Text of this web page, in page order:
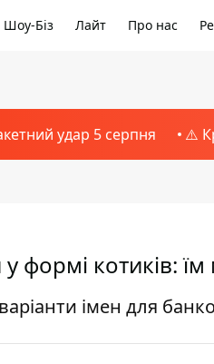
Шоу-Біз Лайт Про нас
удар 5 серпня ⚠️
формі котиків:
імен для